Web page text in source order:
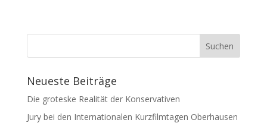
Neueste Beiträge
Die groteske Realität der Konservativen
Jury bei den Internationalen Kurzfilmtagen Oberhausen